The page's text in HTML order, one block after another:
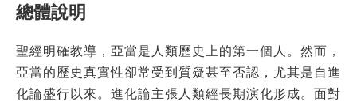
總體說明
聖經明確教導，亞當是人類歷史上的第一個人。然而，
亞當的歷史真實性卻常受到質疑甚至否認，尤其是自進
化論盛行以來。進化論主張人類經長期演化形成。面對